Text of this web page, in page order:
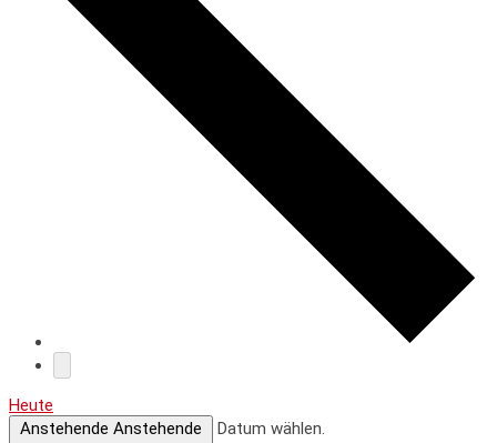
Heute
Anstehende Anstehende Datum wählen.